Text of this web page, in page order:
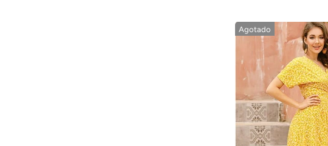
Agotado